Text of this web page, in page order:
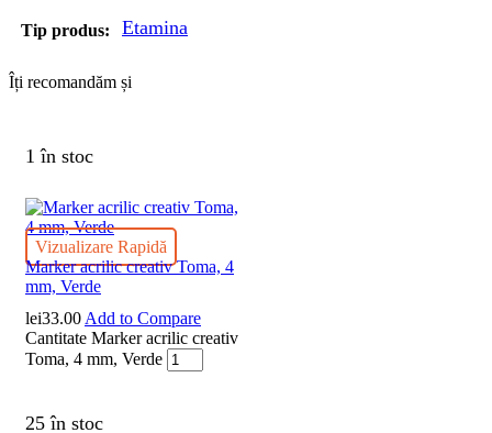
Tip produs: Etamina
Îți recomandăm și
1 în stoc
Vizualizare Rapidă
Marker acrilic creativ Toma, 4
mm, Verde
lei33.00 Add to Compare
Cantitate Marker acrilic creativ
Toma, 4 mm, Verde
25 în stoc